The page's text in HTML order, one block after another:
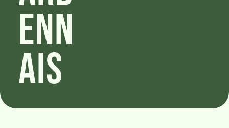
enn
ais